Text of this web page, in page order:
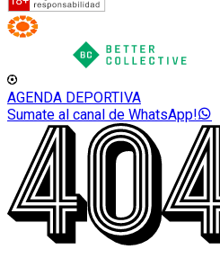
AGENDA DEPORTIVA
Sumate al canal de WhatsApp!